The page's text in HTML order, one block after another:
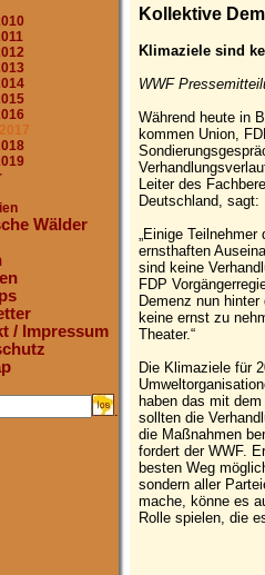
Wälder
/ Impressum
.
Kollektive
Klimaziele sind
WWF
Während heute in
kommen Union,
Leiter des
Deutschland, sagt:
„Einige
ernsthaften
sind keine
FDP
Demenz nun
keine ernst zu
Theater.“
Die Klimaziele für
haben das mit dem
sollten die
die Maßnahmen
fordert der WWF.
besten Weg
sondern aller
mache, könne es
Rolle spielen, die